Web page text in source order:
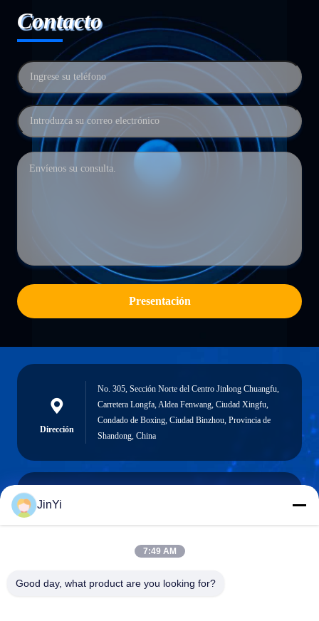
Contacto
Presentación
Dirección
No. 305, Sección Norte del Centro Jinlong Chuangfu,
Carretera Longfa, Aldea Fenwang, Ciudad Xingfu,
Condado de Boxing, Ciudad Binzhou, Provincia de
Shandong, China
JinYi
7:49 AM
Good day, what product are you looking for?